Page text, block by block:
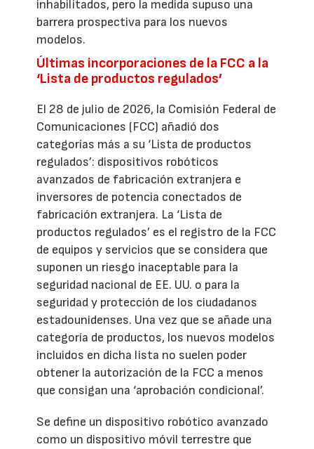
inhabilitados, pero la medida supuso una
barrera prospectiva para los nuevos
modelos.
Últimas incorporaciones de la FCC a la
‘Lista de productos regulados’
El 28 de julio de 2026, la Comisión Federal de
Comunicaciones (FCC) añadió dos
categorías más a su ‘Lista de productos
regulados’: dispositivos robóticos
avanzados de fabricación extranjera e
inversores de potencia conectados de
fabricación extranjera. La ‘Lista de
productos regulados’ es el registro de la FCC
de equipos y servicios que se considera que
suponen un riesgo inaceptable para la
seguridad nacional de EE. UU. o para la
seguridad y protección de los ciudadanos
estadounidenses. Una vez que se añade una
categoría de productos, los nuevos modelos
incluidos en dicha lista no suelen poder
obtener la autorización de la FCC a menos
que consigan una ‘aprobación condicional’.
Se define un dispositivo robótico avanzado
como un dispositivo móvil terrestre que